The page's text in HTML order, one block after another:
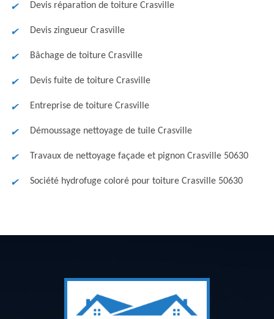
Devis réparation de toiture Crasville
Devis zingueur Crasville
Bâchage de toiture Crasville
Devis fuite de toiture Crasville
Entreprise de toiture Crasville
Démoussage nettoyage de tuile Crasville
Travaux de nettoyage façade et pignon Crasville 50630
Société hydrofuge coloré pour toiture Crasville 50630